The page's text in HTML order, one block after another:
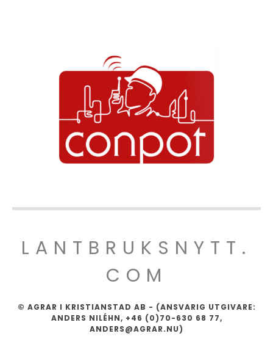
LANTBRUKSNYTT.
COM
© AGRAR I KRISTIANSTAD AB - (ANSVARIG UTGIVARE:
ANDERS NILÉHN, +46 (0)70-630 68 77,
ANDERS@AGRAR.NU)